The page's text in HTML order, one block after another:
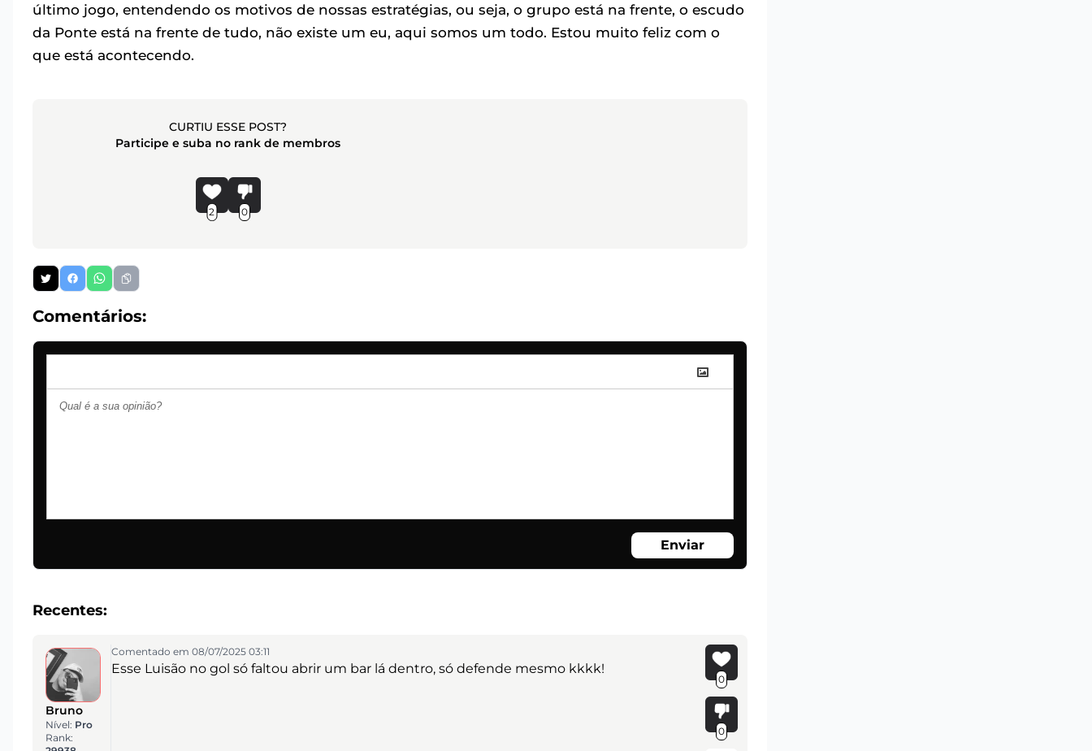
último jogo, entendendo os motivos de nossas estratégias, ou seja, o grupo está na frente, o escudo
da Ponte está na frente de tudo, não existe um eu, aqui somos um todo. Estou muito feliz com o
que está acontecendo.
CURTIU ESSE POST?
Participe e suba no rank de membros
2 0
Comentários:
Enviar
Recentes:
Bruno
Nível: Pro
Rank:
Comentado em 08/07/2025 03:11
Esse Luisão no gol só faltou abrir um bar lá dentro, só defende mesmo kkkk!
0
0